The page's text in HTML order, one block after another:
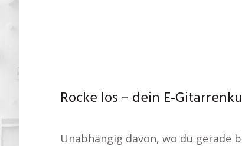
Rocke los – dein E-
Unabhängig davon, wo du gerade